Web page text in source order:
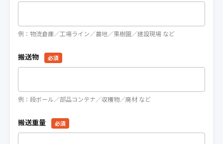
例：物流倉庫／工場ライン／農地／果樹園／建設現場 など
搬送物 必須
例：段ボール／部品コンテナ／収穫物／廃材 など
搬送重量 必須